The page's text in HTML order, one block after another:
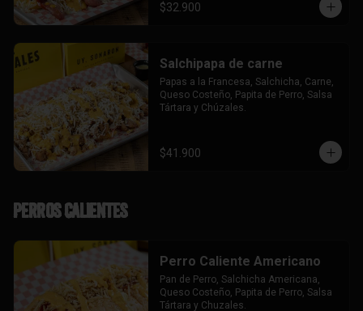
$32.900
Salchipapa de carne
Papas a la Francesa, Salchicha, Carne,
Queso Costeño, Papita de Perro, Salsa
Tártara y Chúzales.
$41.900
Perros Calientes
Perro Caliente Americano
Pan de Perro, Salchicha Americana,
Queso Costeño, Papita de Perro, Salsa
Tártara y Chuzales.